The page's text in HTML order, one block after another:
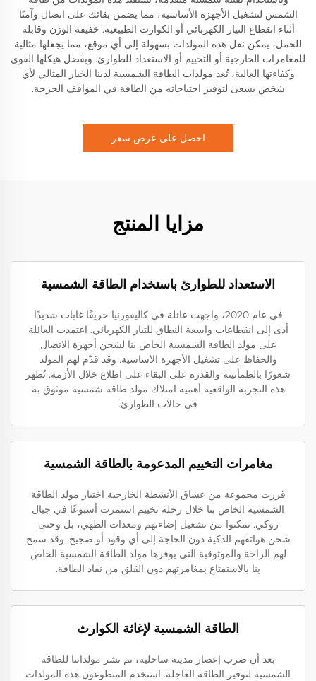
الشمس لتشغيل الأجهزة الأساسية، مما يضمن بقائك على اتصال وآمنًا
أثناء انقطاع التيار الكهربائي أو الكوارث الطبيعية. خفيفة الوزن وقابلة
للحمل، يمكن نقل هذه المولدات بسهولة إلى أي موقع، مما يجعلها مثالية
للمغامرات الخارجية أو التخييم أو الاستعداد للطوارئ. وبفضل هيكلها القوي
وكفاءتها العالية، تُعد مولدات الطاقة الشمسية لدينا الخيار المثالي لأي
شخص يسعى لتوفير احتياجاته من الطاقة في المواقف الحرجة.
احصل على عرض سعر
مزايا المنتج
الاستعداد للطوارئ باستخدام الطاقة الشمسية
في عام 2020، واجهت عائلة في كاليفورنيا حريقًا غابات شديدًا
أدى إلى انقطاعات واسعة النطاق للتيار الكهربائي. اعتمدت العائلة
على مولد الطاقة الشمسية الخاص بنا لشحن أجهزة الاتصال
والحفاظ على تشغيل الأجهزة الأساسية. وقد قدّم لهم المولد
شعورًا بالطمأنينة والقدرة على البقاء على اطلاع خلال الأزمة. تُظهر
هذه التجربة الواقعية أهمية امتلاك مولد طاقة شمسية موثوق به
في حالات الطوارئ.
مغامرات التخييم المدعومة بالطاقة الشمسية
قررت مجموعة من عشاق الأنشطة الخارجية اختبار مولد الطاقة
الشمسية الخاص بنا خلال رحلة تخييم استمرت أسبوعًا في جبال
روكي. تمكنوا من تشغيل إضاءتهم ومعدات الطهي، بل وحتى
شحن هواتفهم الذكية دون الحاجة إلى أي وقود أو ضجيج. وقد سمح
لهم الراحة والموثوقية التي يوفرها مولد الطاقة الشمسية الخاص
بنا بالاستمتاع بمغامرتهم دون القلق من نفاد الطاقة.
الطاقة الشمسية لإغاثة الكوارث
بعد أن ضرب إعصار مدينة ساحلية، تم نشر مولداتنا للطاقة
الشمسية لتوفير الطاقة العاجلة. استخدم المتطوعون هذه المولدات